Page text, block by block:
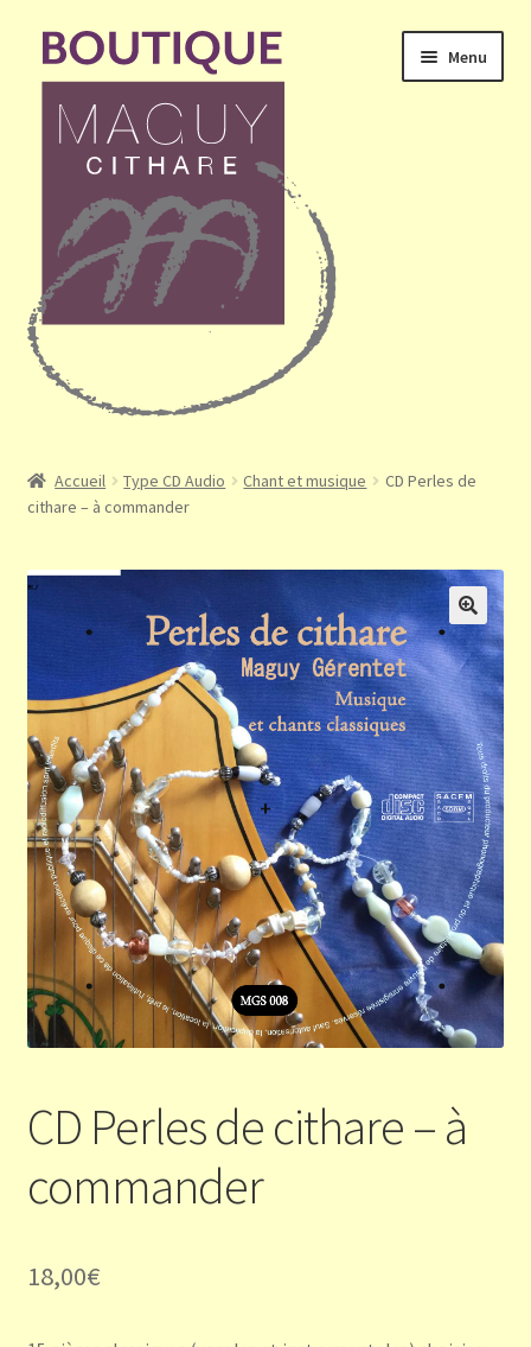
Aller
navigation
Aller
contenu
Menu
le
Mon compte
Validation de la commande
Accueil Type CD Audio Chant et musique
CD Perles de
cithare – à commander
🔍
CD Perles de cithare – à
commander
18,00€